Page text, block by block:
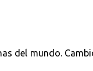
del mundo.